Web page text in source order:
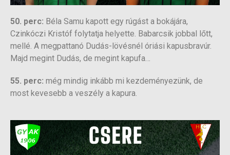
50. perc: Béla Samu kapott egy rúgást a bokájára,
Czinkóczi Kristóf folytatja helyette. Babarcsik jobbal lőtt,
mellé. A megpattanó Dudás-lövésnél óriási kapusbravúr.
Majd megint Dudás, de megint kapufa…
55. perc: még mindig inkább mi kezdeményezünk, de
most kevesebb a veszély a kapura.